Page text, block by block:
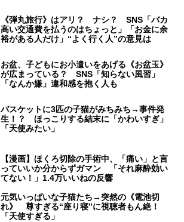
《弾丸旅行》はアリ？ ナシ？ SNS「バカ
高い交通費を払うのはちょっと」「お金に余
裕がある人だけ」“よく行く人”の意見は
お盆、子どもにお小遣いをあげる《お盆玉》
が広まっている？ SNS「知らない風習」
「なんか嫌」違和感を抱く人も
バスケットに3匹の子猫がみちみち→事件発
生！？ ほっこりする結末に「かわいすぎ」
「天使みたい」
【漫画】ほくろ切除の手術中、「痛い」と言
っていいか分からずガマン 「それ麻酔効い
てない！」1.4万いいねの反響
元気いっぱいな子猫たち→突然の《電池切
れ》 尊すぎる“座り寝”に視聴者もん絶！
「天使すぎる」